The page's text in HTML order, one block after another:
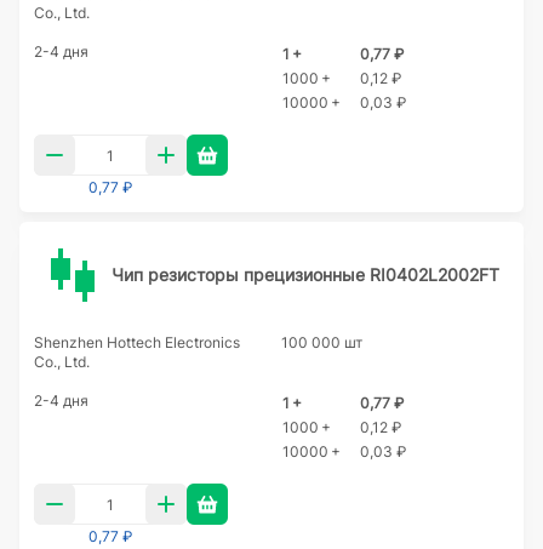
Co., Ltd.
2-4 дня 1 +
0,77 ₽
1000 +
0,12 ₽
10000 +
0,03 ₽
0,77 ₽
Чип резисторы прецизионные RI0402L2002FT
Shenzhen Hottech Electronics
Co., Ltd.
100 000 шт
2-4 дня 1 +
0,77 ₽
1000 +
0,12 ₽
10000 +
0,03 ₽
0,77 ₽